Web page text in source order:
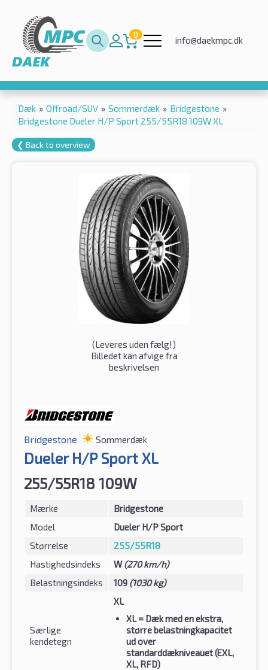
0
info@daekmpc.dk
Dæk » Offroad/SUV » Sommerdæk » Bridgestone »
Bridgestone Dueler H/P Sport 255/55R18 109W XL
❮ Back to overview
(Leveres uden fælg!)
Billedet kan afvige fra
beskrivelsen
Bridgestone Sommerdæk
Dueler H/P Sport XL
255/55R18 109W
Mærke
Bridgestone
Model
Dueler H/P Sport
Størrelse
255/55R18
Hastighedsindeks
W(270 km/h)
Belastningsindeks
109 (1030 kg)
Særlige
kendetegn
XL
XL= Dæk med en ekstra,
større belastningkapacitet
ud over
standarddækniveauet (EXL,
XL, RFD)